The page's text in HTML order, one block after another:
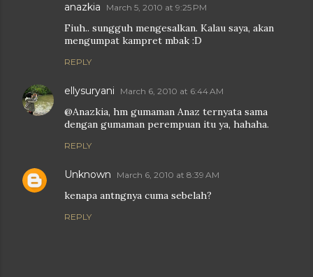
anazkia March 5, 2010 at 9:25 PM
Fiuh.. sungguh mengesalkan. Kalau saya, akan
mengumpat kampret mbak :D
REPLY
ellysuryani March 6, 2010 at 6:44 AM
@Anazkia, hm gumaman Anaz ternyata sama
dengan gumaman perempuan itu ya, hahaha.
REPLY
Unknown March 6, 2010 at 8:39 AM
kenapa antngnya cuma sebelah?
REPLY